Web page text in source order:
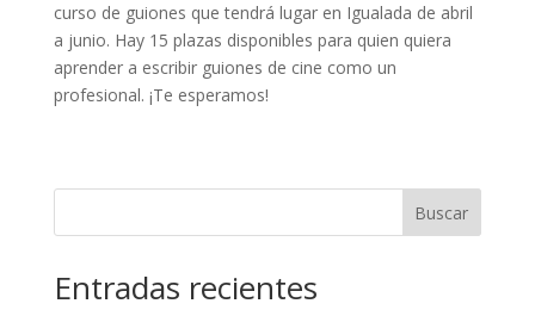
curso de guiones que tendrá lugar en Igualada de abril
a junio. Hay 15 plazas disponibles para quien quiera
aprender a escribir guiones de cine como un
profesional. ¡Te esperamos!
Buscar
Entradas recientes